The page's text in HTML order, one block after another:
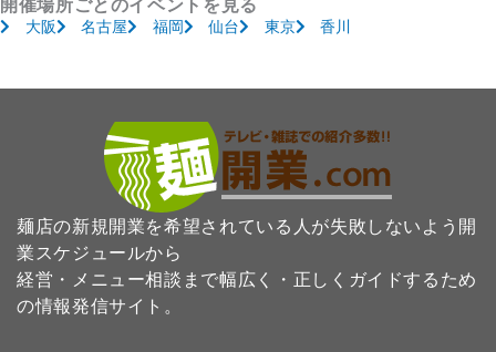
開催場所ごとのイベントを見る
大阪 名古屋 福岡 仙台 東京 香川
麺店の新規開業を希望されている人が失敗しないよう開
業スケジュールから
経営・メニュー相談まで幅広く・正しくガイドするため
の情報発信サイト。